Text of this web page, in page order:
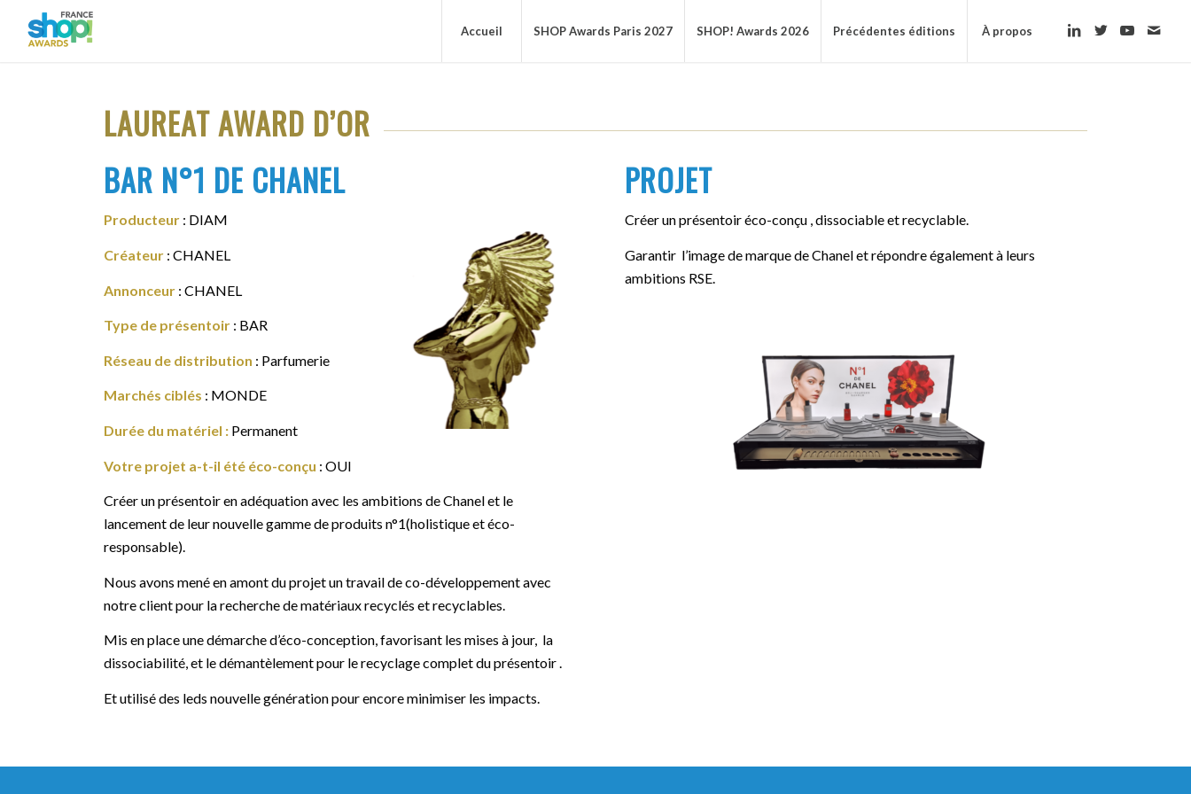
Accueil SHOP Awards Paris 2027 SHOP! Awards 2026 Précédentes éditions À propos
LAUREAT AWARD D’OR
BAR N°1 DE CHANEL
Producteur : DIAM
Créateur : CHANEL
Annonceur : CHANEL
Type de présentoir : BAR
Réseau de distribution : Parfumerie
Marchés ciblés : MONDE
Durée du matériel : Permanent
Votre projet a-t-il été éco-conçu : OUI
Créer un présentoir en adéquation avec les ambitions de Chanel et le
lancement de leur nouvelle gamme de produits n°1(holistique et éco-
responsable).
Nous avons mené en amont du projet un travail de co-développement avec
notre client pour la recherche de matériaux recyclés et recyclables.
Mis en place une démarche d’éco-conception, favorisant les mises à jour, la
dissociabilité, et le démantèlement pour le recyclage complet du présentoir .
Et utilisé des leds nouvelle génération pour encore minimiser les impacts.
PROJET
Créer un présentoir éco-conçu , dissociable et recyclable.
Garantir l’image de marque de Chanel et répondre également à leurs
ambitions RSE.